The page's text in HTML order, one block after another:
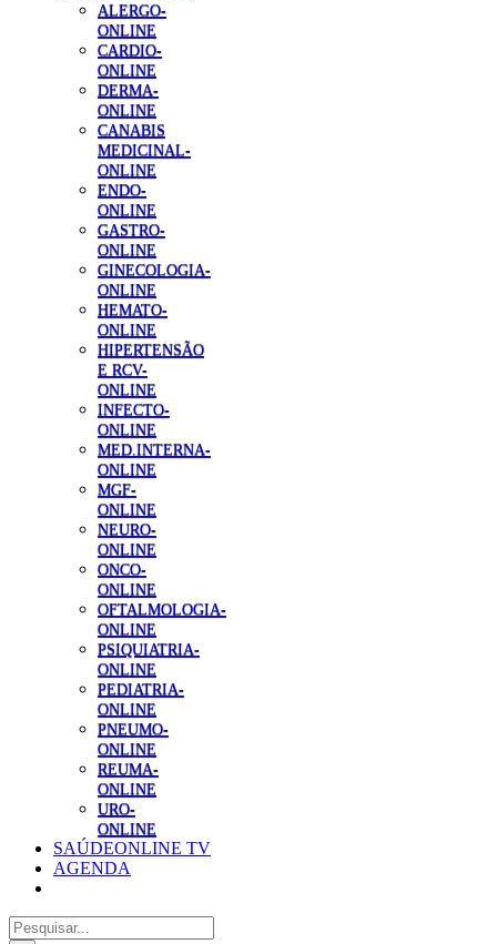
ALERGO-
ONLINE
CARDIO-
ONLINE
DERMA-
ONLINE
CANABIS
MEDICINAL-
ONLINE
ENDO-
ONLINE
GASTRO-
ONLINE
GINECOLOGIA-
ONLINE
HEMATO-
ONLINE
HIPERTENSÃO
E RCV-
ONLINE
INFECTO-
ONLINE
MED.INTERNA-
ONLINE
MGF-
ONLINE
NEURO-
ONLINE
ONCO-
ONLINE
OFTALMOLOGIA-
ONLINE
PSIQUIATRIA-
ONLINE
PEDIATRIA-
ONLINE
PNEUMO-
ONLINE
REUMA-
ONLINE
URO-
ONLINE
SAÚDEONLINE TV
AGENDA
Pesquisar